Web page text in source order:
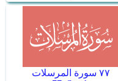
٧٧ سورة المرسلات